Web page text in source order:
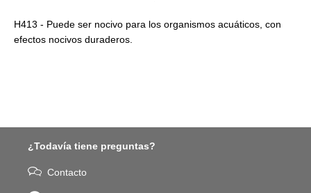
H413 - Puede ser nocivo para los organismos acuáticos, con
efectos nocivos duraderos.
¿Todavía tiene preguntas?
Contacto